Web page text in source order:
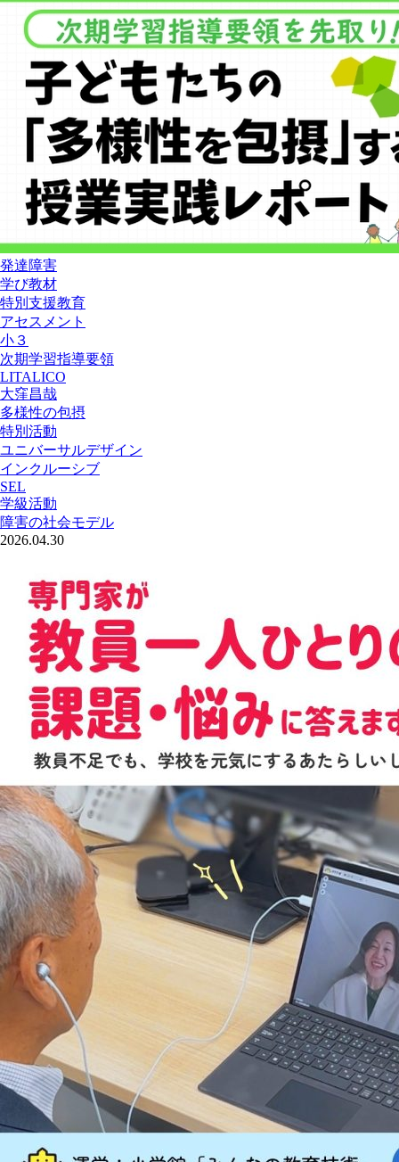
発達障害
学び教材
特別支援教育
アセスメント
小３
次期学習指導要領
LITALICO
大窪昌哉
多様性の包摂
特別活動
ユニバーサルデザイン
インクルーシブ
SEL
学級活動
障害の社会モデル
2026.04.30